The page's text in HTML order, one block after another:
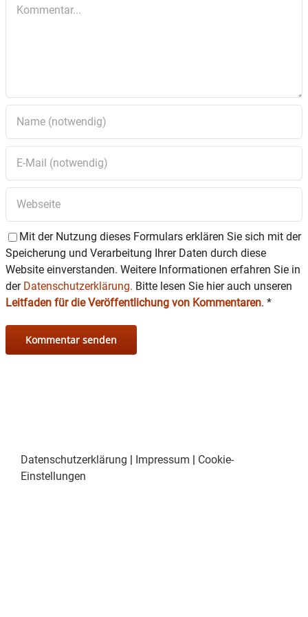
Aus Haftungsgründen dürfen keine
Die Kisten oder Gegenstände dürfen auf keinen
Fall Gehsteige, Rettungswege und
Verkehrsflächen blockieren.
Mit der Nutzung dieses Formulars erklären Sie sich mit der
Speicherung und Verarbeitung Ihrer Daten durch diese
Website einverstanden. Weitere Informationen erfahren Sie in
der Datenschutzerklärung. Bitte lesen Sie hier auch unseren
Leitfaden für die Veröffentlichung von Kommentaren. *
Datenschutzerklärung | Impressum | Cookie-
Einstellungen